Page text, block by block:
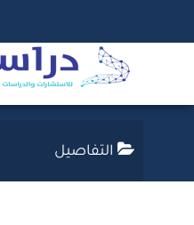
التفاصيل